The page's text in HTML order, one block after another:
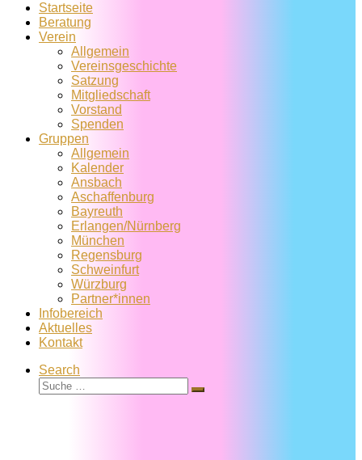
Startseite
Beratung
Verein
Allgemein
Vereins­geschichte
Satzung
Mitglied­schaft
Vorstand
Spenden
Gruppen
Allgemein
Kalender
Ansbach
Aschaffenburg
Bayreuth
Erlangen/Nürnberg
München
Regensburg
Schweinfurt
Würzburg
Partner*innen
Infobereich
Aktuelles
Kontakt
Search
Suche
Suche